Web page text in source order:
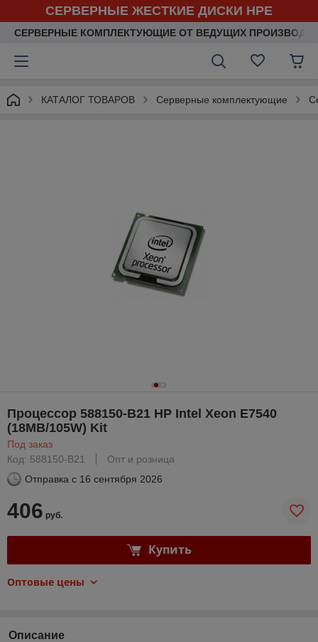
СЕРВЕРНЫЕ ЖЕСТКИЕ ДИСКИ HPE
СЕРВЕРНЫЕ КОМПЛЕКТУЮЩИЕ ОТ ВЕДУЩИХ
КАТАЛОГ ТОВАРОВ Серверные комплектующие
Процессор 588150-B21 HP Intel Xeon E7540
(18MB/105W) Kit
Под заказ
Код: 588150-B21
Опт и розница
Отправка с 16 сентября 2026
406 руб.
Купить
Оптовые цены
Описание